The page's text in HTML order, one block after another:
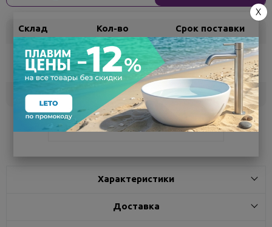
Склад Кол-во Срок поставки
Воронеж 5
Самовывоз
сегодня
под заказ 3 - 7 дней
Поделиться
Характеристики
Доставка
X